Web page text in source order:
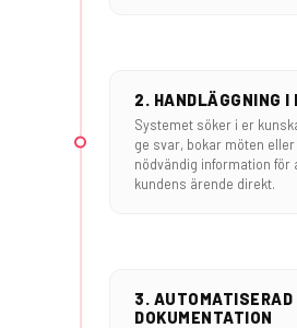
2. HANDLÄGGNING I
Systemet söker i er
ge svar, bokar möten
nödvändig information för
kundens ärende direkt.
3. AUTOMATISERAD
DOKUMENTATION